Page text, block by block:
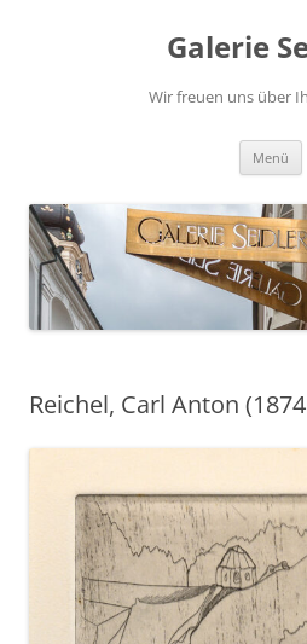
Galerie
Wir freuen uns über
Menü
Reichel, Carl Anton